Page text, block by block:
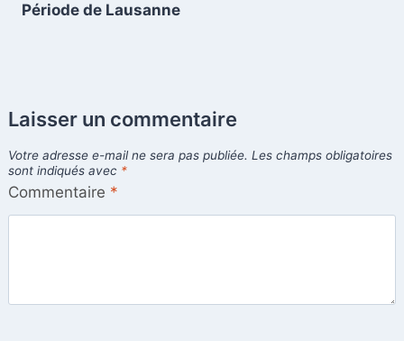
Période de Lausanne
Laisser un commentaire
Votre adresse e-mail ne sera pas publiée. Les champs obligatoires
sont indiqués avec *
Commentaire *